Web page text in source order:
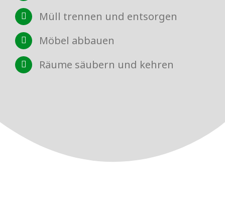
Müll trennen und entsorgen
Möbel abbauen
Räume säubern und kehren